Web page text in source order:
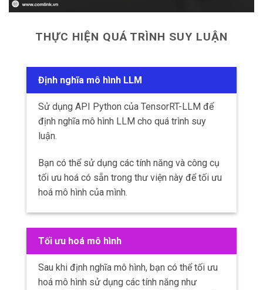
THỰC HIỆN QUÁ TRÌNH SUY LUẬN
Định nghĩa mô hình LLM
Sử dụng API Python của TensorRT-LLM để
định nghĩa mô hình LLM cho quá trình suy
luận.
Bạn có thể sử dụng các tính năng và công cụ
tối ưu hoá có sẵn trong thư viện này để tối ưu
hoá mô hình của mình.
Tối ưu hoá mô hình
Sau khi định nghĩa mô hình, bạn có thể tối ưu
hoá mô hình sử dụng các tính năng như